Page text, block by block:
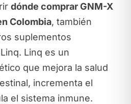
dónde comprar GNM-X
Colombia, también
suplementos
Linq es un
que mejora la salud
incrementa el
el sistema inmune.